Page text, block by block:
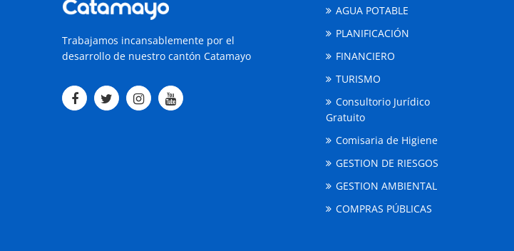
Trabajamos incansablemente por el
desarrollo de nuestro cantón Catamayo
AGUA POTABLE
PLANIFICACIÓN
FINANCIERO
TURISMO
Consultorio Jurídico
Gratuito
Comisaria de Higiene
GESTION DE RIESGOS
GESTION AMBIENTAL
COMPRAS PÚBLICAS